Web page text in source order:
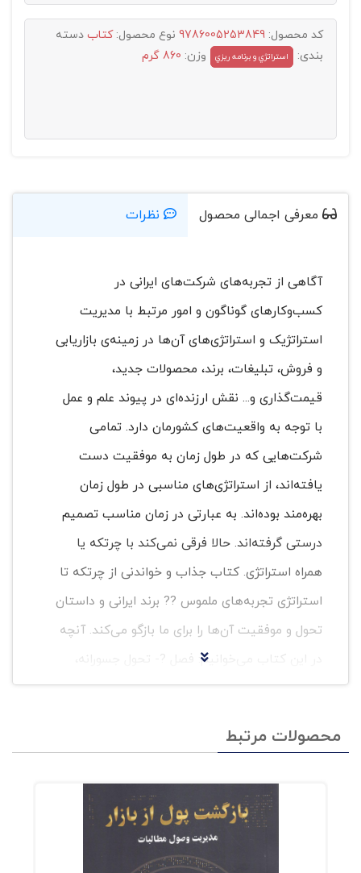
کد محصول: 9786005253849 نوع محصول:کتاب دسته
بندی:
استراتژي و برنامه ريزي وزن: 860 گرم
معرفی اجمالی محصول نظرات
آگاهی از تجربه‌های شرکت‌های ایرانی در
کسب‌وکارهای گوناگون و امور مرتبط با مدیریت
استراتژیک و استراتژی‌های آن‌ها در زمینه‌ی بازاریابی
و فروش، تبلیغات، برند، محصولات جدید،
قیمت‌گذاری و... نقش ارزنده‌ای در پیوند علم و عمل
با توجه به واقعیت‌های کشورمان دارد. تمامی
شرکت‌هایی که در طول زمان به موفقیت دست
یافته‌اند، از استراتژی‌های مناسبی در طول زمان
بهره‌مند بوده‌اند. به عبارتی در زمان مناسب تصمیم
درستی گرفته‌اند. حالا فرقی نمی‌کند با چرتکه یا
همراه استراتژی. کتاب جذاب و خواندنی از چرتکه تا
استراتژی تجربه‌های ملموس ?? برند ایرانی و داستان
تحول و موفقیت آن‌ها را برای ما بازگو می‌کند. آنچه
در این کتاب می‌خوانیم: فصل ?- تحول جسورانه‌،
گروه صنعتی امرسان فصل ?- به رنگ نیلی‌، ‌بانک
خانواده‌ی بزرگ‌،‌ گروه صنعتی بوتان فصل ?- کم‌عمق
طوفانی‌،‌ گروه پارس‌آنلاین فصل ?- طعم ایرانی‌،‌
گستره‌ی جهانی‌،‌ زر ماکارون فصل ?- به لطافت یک
رویا‌، ‌سینره فصل ?- اکسیر جوانی‌، ‌عبیدی فصل ??-
محصولات مرتبط